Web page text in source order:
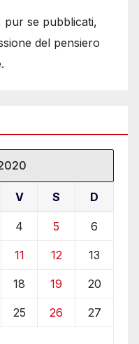
pur se pubblicati,
del pensiero
V S D
4 5 6
11 12 13
18 19 20
25 26 27